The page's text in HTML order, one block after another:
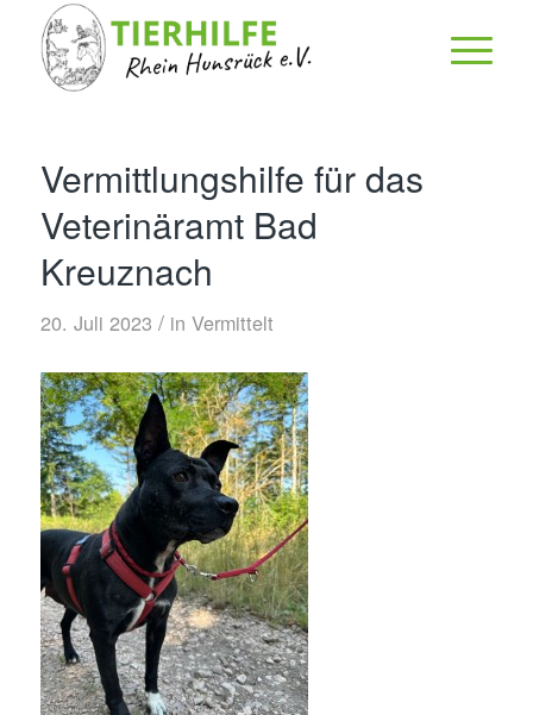
Vermittlungshilfe für das
Veterinäramt Bad
Kreuznach
20. Juli 2023 / in Vermittelt